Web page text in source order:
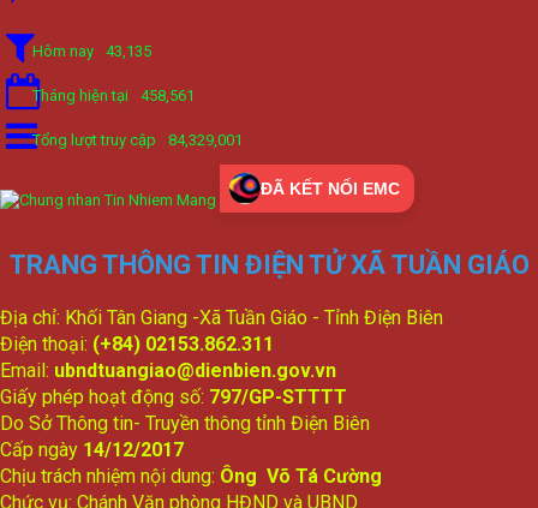
Hôm nay 43,135
Tháng hiện tại 458,561
Tổng lượt truy cập 84,329,001
ĐÃ KẾT NỐI EMC
TRANG THÔNG TIN ĐIỆN TỬ XÃ TUẦN GIÁO
Địa chỉ: Khối Tân Giang -Xã Tuần Giáo - Tỉnh Điện Biên
Điện thoại: (+84) 02153.862.311
Email: ubndtuangiao@dienbien.gov.vn
Giấy phép hoạt động số: 797/GP-STTTT
Do Sở Thông tin- Truyền thông tỉnh Điện Biên
Cấp ngày 14/12/2017
Chịu trách nhiệm nội dung: Ông Võ Tá Cường
Chức vụ: Chánh Văn phòng HĐND và UBND